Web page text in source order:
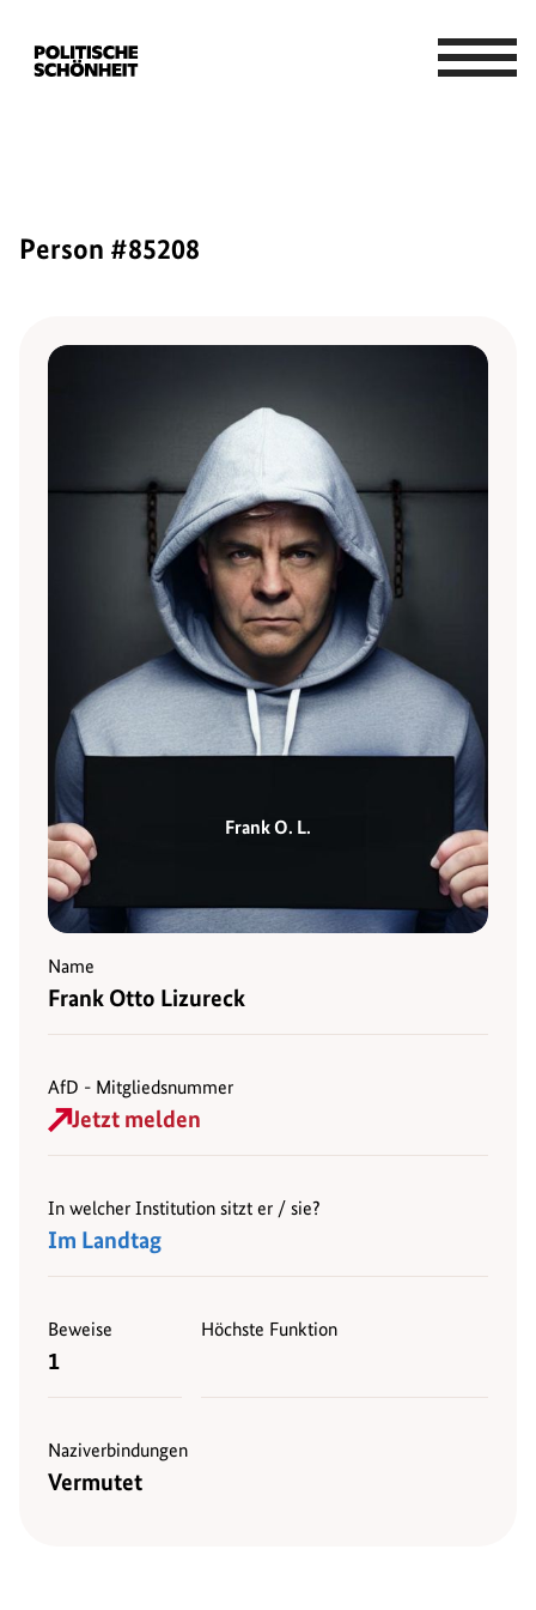
Person #85208
Frank O. L.
Name
Frank Otto Lizureck
AfD - Mitgliedsnummer
Jetzt melden
In welcher Institution sitzt er / sie?
Im Landtag
Beweise
1
Höchste Funktion
Naziverbindungen
Vermutet